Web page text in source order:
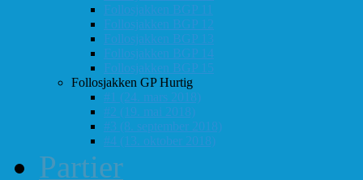
Follosjakken BGP 11
Follosjakken BGP 12
Follosjakken BGP 13
Follosjakken BGP 14
Follosjakken BGP 15
Follosjakken GP Hurtig
#1 (24. mars 2018)
#2 (19. mai 2018)
#3 (8. september 2018)
#4 (13. oktober 2018)
Partier